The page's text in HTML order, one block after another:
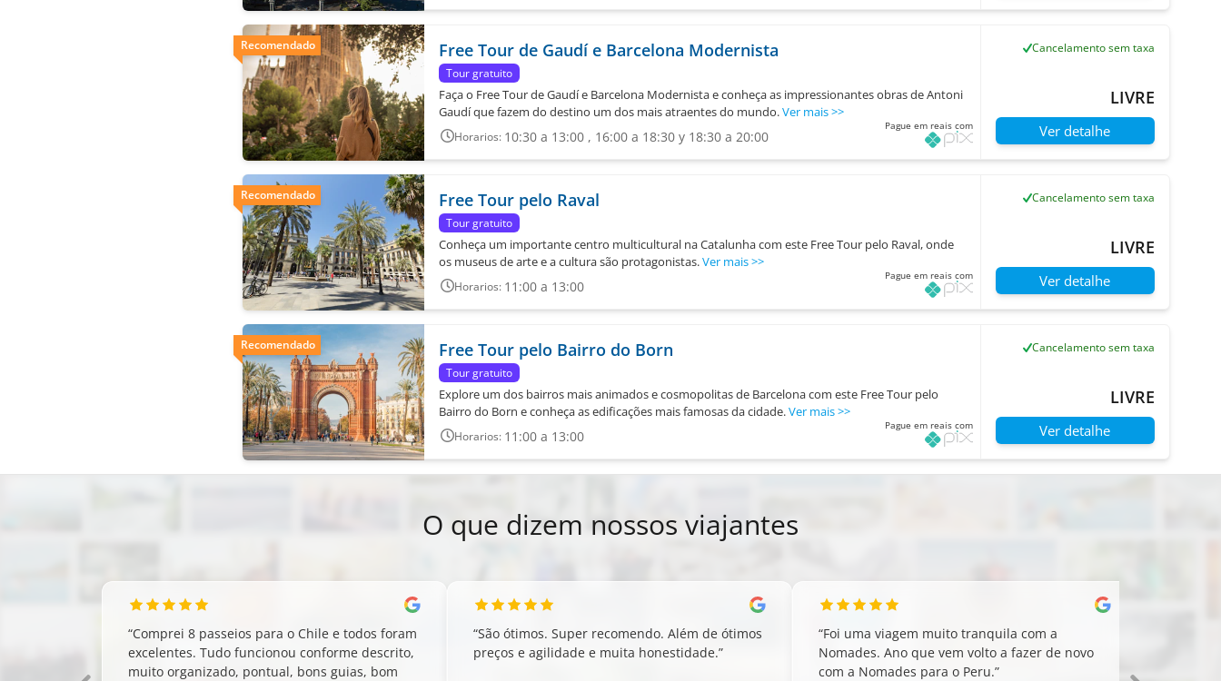
Recomendado
Pague em reais com
Free Tour de Gaudí e Barcelona Modernista
Tour gratuito
Faça o Free Tour de Gaudí e Barcelona Modernista e conheça as impressionantes obras de Antoni
Gaudí que fazem do destino um dos mais atraentes do mundo.Ver mais>>
Horarios: 10:30 a 13:00 , 16:00 a 18:30 y 18:30 a 20:00
Cancelamento sem taxa
LIVRE
Ver detalhe
Recomendado
Pague em reais com
Free Tour pelo Raval
Tour gratuito
Conheça um importante centro multicultural na Catalunha com este Free Tour pelo Raval, onde
os museus de arte e a cultura são protagonistas.Ver mais>>
Horarios: 11:00 a 13:00
Cancelamento sem taxa
LIVRE
Ver detalhe
Recomendado
Pague em reais com
Free Tour pelo Bairro do Born
Tour gratuito
Explore um dos bairros mais animados e cosmopolitas de Barcelona com este Free Tour pelo
Bairro do Born e conheça as edificações mais famosas da cidade.Ver mais>>
Horarios: 11:00 a 13:00
Cancelamento sem taxa
LIVRE
Ver detalhe
O que dizem nossos viajantes
“Comprei 8 passeios para o Chile e todos foram
excelentes. Tudo funcionou conforme descrito,
muito organizado, pontual, bons guias, bom
“São ótimos. Super recomendo. Além de ótimos
preços e agilidade e muita honestidade.”
“Foi uma viagem muito tranquila com a
Nomades. Ano que vem volto a fazer de novo
com a Nomades para o Peru.”